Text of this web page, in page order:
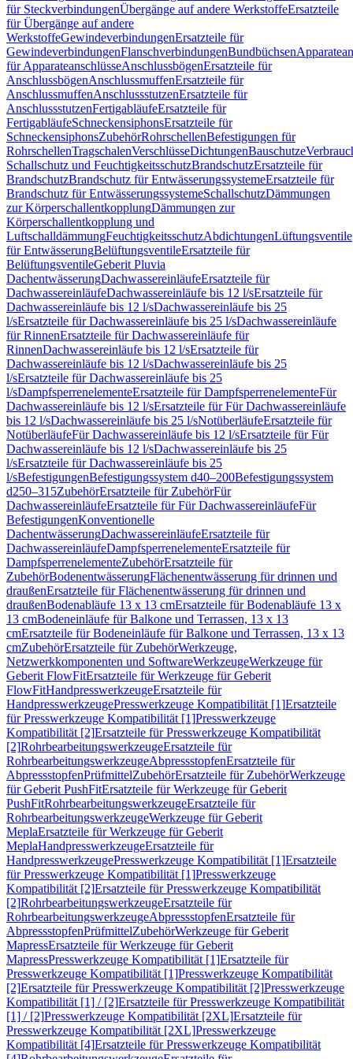
für SteckverbindungenÜbergänge auf andere WerkstoffeErsatzteile
für Übergänge auf andere
WerkstoffeGewindeverbindungenErsatzteile für
GewindeverbindungenFlanschverbindungenBundbüchsen
für ApparateanschlüsseAnschlussbögenErsatzteile für
AnschlussbögenAnschlussmuffenErsatzteile für
AnschlussmuffenAnschlussstutzenErsatzteile für
AnschlussstutzenFertigabläufeErsatzteile für
FertigabläufeSchneckensiphonsErsatzteile für
SchneckensiphonsZubehörRohrschellenBefestigungen für
RohrschellenTragschalenVerschlüsseDichtungenBauschutze
Schallschutz und FeuchtigkeitsschutzBrandschutzErsatzteile für
BrandschutzBrandschutz für EntwässerungssystemeErsatzteile für
Brandschutz für EntwässerungssystemeSchallschutzDämmungen
zur KörperschallentkopplungDämmungen zur
Körperschallentkopplung und
LuftschalldämmungFeuchtigkeitsschutzAbdichtungenLüftungsventile
für EntwässerungBelüftungsventileErsatzteile für
BelüftungsventileGeberit Pluvia
DachentwässerungDachwassereinläufeErsatzteile für
DachwassereinläufeDachwassereinläufe bis 12 l/sErsatzteile für
Dachwassereinläufe bis 12 l/sDachwassereinläufe bis 25
l/sErsatzteile für Dachwassereinläufe bis 25 l/sDachwassereinläufe
für RinnenErsatzteile für Dachwassereinläufe für
RinnenDachwassereinläufe bis 12 l/sErsatzteile für
Dachwassereinläufe bis 12 l/sDachwassereinläufe bis 25
l/sErsatzteile für Dachwassereinläufe bis 25
l/sDampfsperrenelementeErsatzteile für DampfsperrenelementeFür
Dachwassereinläufe bis 12 l/sErsatzteile für Für Dachwassereinläufe
bis 12 l/sDachwassereinläufe bis 25 l/sNotüberläufeErsatzteile für
NotüberläufeFür Dachwassereinläufe bis 12 l/sErsatzteile für Für
Dachwassereinläufe bis 12 l/sDachwassereinläufe bis 25
l/sErsatzteile für Dachwassereinläufe bis 25
l/sBefestigungenBefestigungssystem d40–200Befestigungssystem
d250–315ZubehörErsatzteile für ZubehörFür
DachwassereinläufeErsatzteile für Für DachwassereinläufeFür
BefestigungenKonventionelle
DachentwässerungDachwassereinläufeErsatzteile für
DachwassereinläufeDampfsperrenelementeErsatzteile für
DampfsperrenelementeZubehörErsatzteile für
ZubehörBodenentwässerungFlächenentwässerung für drinnen und
draußenErsatzteile für Flächenentwässerung für drinnen und
draußenBodenabläufe 13 x 13 cmErsatzteile für Bodenabläufe 13 x
13 cmBodeneinläufe für Balkone und Terrassen, 13 x 13
cmErsatzteile für Bodeneinläufe für Balkone und Terrassen, 13 x 13
cmZubehörErsatzteile für ZubehörWerkzeuge,
Netzwerkkomponenten und SoftwareWerkzeugeWerkzeuge für
Geberit FlowFitErsatzteile für Werkzeuge für Geberit
FlowFitHandpresswerkzeugeErsatzteile für
HandpresswerkzeugePresswerkzeuge Kompatibilität [1]Ersatzteile
für Presswerkzeuge Kompatibilität [1]Presswerkzeuge
Kompatibilität [2]Ersatzteile für Presswerkzeuge Kompatibilität
[2]RohrbearbeitungswerkzeugeErsatzteile für
RohrbearbeitungswerkzeugeAbpressstopfenErsatzteile für
AbpressstopfenPrüfmittelZubehörErsatzteile für ZubehörWerkzeuge
für Geberit PushFitErsatzteile für Werkzeuge für Geberit
PushFitRohrbearbeitungswerkzeugeErsatzteile für
RohrbearbeitungswerkzeugeWerkzeuge für Geberit
MeplaErsatzteile für Werkzeuge für Geberit
MeplaHandpresswerkzeugeErsatzteile für
HandpresswerkzeugePresswerkzeuge Kompatibilität [1]Ersatzteile
für Presswerkzeuge Kompatibilität [1]Presswerkzeuge
Kompatibilität [2]Ersatzteile für Presswerkzeuge Kompatibilität
[2]RohrbearbeitungswerkzeugeErsatzteile für
RohrbearbeitungswerkzeugeAbpressstopfenErsatzteile für
AbpressstopfenPrüfmittelZubehörWerkzeuge für Geberit
MapressErsatzteile für Werkzeuge für Geberit
MapressPresswerkzeuge Kompatibilität [1]Ersatzteile für
Presswerkzeuge Kompatibilität [1]Presswerkzeuge Kompatibilität
[2]Ersatzteile für Presswerkzeuge Kompatibilität [2]Presswerkzeuge
Kompatibilität [1] / [2]Ersatzteile für Presswerkzeuge Kompatibilität
[1] / [2]Presswerkzeuge Kompatibilität [2XL]Ersatzteile für
Presswerkzeuge Kompatibilität [2XL]Presswerkzeuge
Kompatibilität [4]Ersatzteile für Presswerkzeuge Kompatibilität